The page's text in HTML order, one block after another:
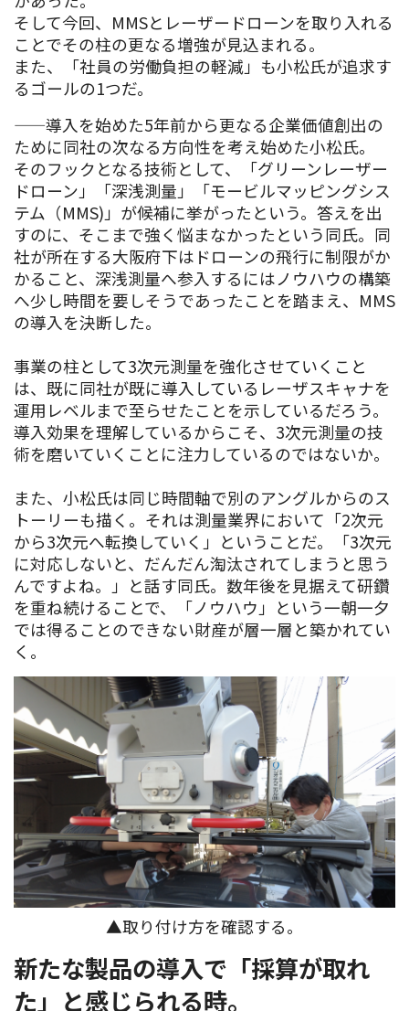
そして今回、MMSとレーザードローンを取り入れる
ことでその柱の更なる増強が見込まれる。
また、「社員の労働負担の軽減」も小松氏が追求す
るゴールの1つだ。
——導入を始めた5年前から更なる企業価値創出の
ために同社の次なる方向性を考え始めた小松氏。
そのフックとなる技術として、「グリーンレーザー
ドローン」「深浅測量」「モービルマッピングシス
テム（MMS)」が候補に挙がったという。答えを出
すのに、そこまで強く悩まなかったという同氏。同
社が所在する大阪府下はドローンの飛行に制限がか
かること、深浅測量へ参入するにはノウハウの構築
へ少し時間を要しそうであったことを踏まえ、MMS
の導入を決断した。
事業の柱として3次元測量を強化させていくこと
は、既に同社が既に導入しているレーザスキャナを
運用レベルまで至らせたことを示しているだろう。
導入効果を理解しているからこそ、3次元測量の技
術を磨いていくことに注力しているのではないか。
また、小松氏は同じ時間軸で別のアングルからのス
トーリーも描く。それは測量業界において「2次元
から3次元へ転換していく」ということだ。「3次元
に対応しないと、だんだん淘汰されてしまうと思う
んですよね。」と話す同氏。数年後を見据えて研鑽
を重ね続けることで、「ノウハウ」という一朝一夕
では得ることのできない財産が層一層と築かれてい
く。
▲取り付け方を確認する。
新たな製品の導入で「採算が取れ
た」と感じられる時。